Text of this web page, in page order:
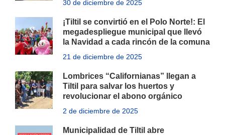
30 de diciembre de 2025
¡Tiltil se convirtió en el Polo Norte!: El
megadespliegue municipal que llevó
la Navidad a cada rincón de la comuna
21 de diciembre de 2025
Lombrices “Californianas” llegan a
Tiltil para salvar los huertos y
revolucionar el abono orgánico
2 de diciembre de 2025
Municipalidad de Tiltil abre